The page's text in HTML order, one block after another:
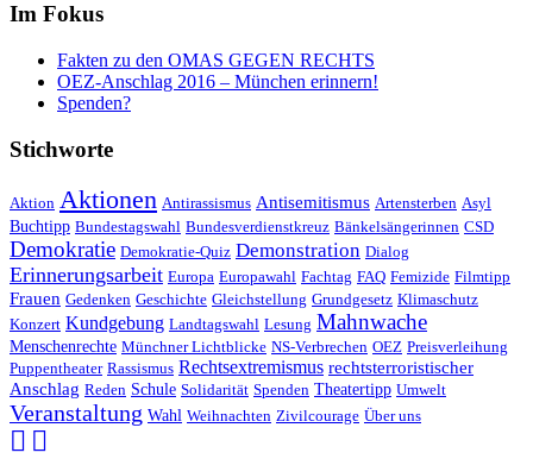
Im Fokus
Fakten zu den OMAS GEGEN RECHTS
OEZ-Anschlag 2016 – München erinnern!
Spenden?
Stichworte
Aktion Aktionen Antirassismus Antisemitismus Artensterben Asyl
Buchtipp Bundestagswahl Bundesverdienstkreuz Bänkelsängerinnen CSD
Demokratie Demokratie-Quiz Demonstration Dialog
Erinnerungsarbeit Europa Europawahl Fachtag FAQ Femizide Filmtipp
Frauen Gedenken Geschichte Gleichstellung Grundgesetz Klimaschutz
Konzert Kundgebung Landtagswahl Lesung Mahnwache
Menschenrechte Münchner Lichtblicke NS-Verbrechen OEZ Preisverleihung
Puppentheater Rassismus Rechtsextremismus rechtsterroristischer
Anschlag Reden Schule Solidarität Spenden Theatertipp Umwelt
Veranstaltung Wahl Weihnachten Zivilcourage Über uns